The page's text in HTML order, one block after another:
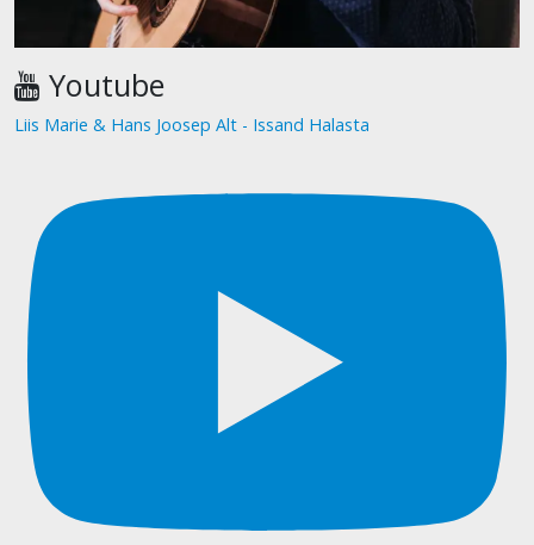
Youtube
Liis Marie & Hans Joosep Alt - Issand Halasta